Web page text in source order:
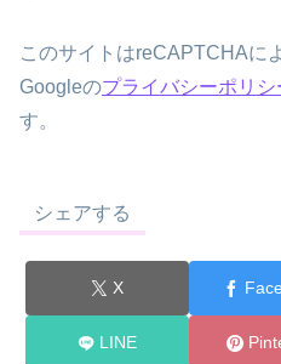
このサイトはreCAPTCHAに
Googleのプライバシーポリシ
す。
シェアする
X
LINE